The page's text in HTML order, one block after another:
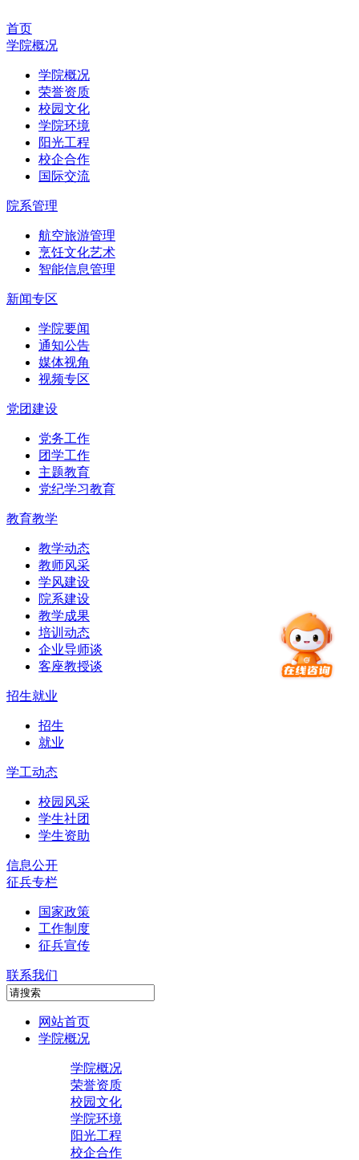
首页
学院概况
学院概况
荣誉资质
校园文化
学院环境
阳光工程
校企合作
国际交流
院系管理
航空旅游管理
烹饪文化艺术
智能信息管理
新闻专区
学院要闻
通知公告
媒体视角
视频专区
党团建设
党务工作
团学工作
主题教育
党纪学习教育
教育教学
教学动态
教师风采
学风建设
院系建设
教学成果
培训动态
企业导师谈
客座教授谈
招生就业
招生
就业
学工动态
校园风采
学生社团
学生资助
信息公开
征兵专栏
国家政策
工作制度
征兵宣传
联系我们
网站首页
学院概况
学院概况
荣誉资质
校园文化
学院环境
阳光工程
校企合作